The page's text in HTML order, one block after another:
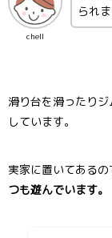
chell
られ
滑り台を滑ったり
しています。
実家に置いてあるの
つも遊んでいます。